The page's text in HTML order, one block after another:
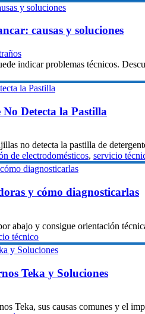
causas y soluciones
indicar problemas técnicos.
Detecta la Pastilla
no detecta la pastilla de
de electrodomésticos, servicio
y cómo diagnosticarlas
abajo y consigue orientación
técnico
Teka y Soluciones
Teka, sus causas comunes y el